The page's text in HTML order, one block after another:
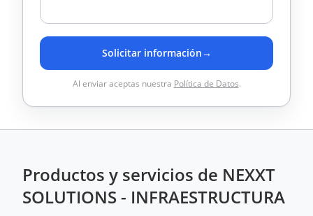
Solicitar información→
Al enviar aceptas nuestra Política de Datos.
Productos y servicios de NEXXT
SOLUTIONS - INFRAESTRUCTURA